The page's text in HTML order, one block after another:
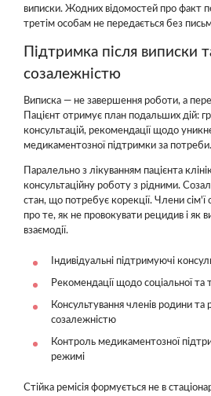
виписки. Жодних відомостей про факт
третім особам не передається без
Підтримка після виписки
созалежністю
Виписка — не завершення роботи, а
Пацієнт отримує план подальших дій:
консультацій, рекомендації щодо
медикаментозної підтримки за потреби.
Паралельно з лікуванням пацієнта
консультаційну роботу з рідними.
стан, що потребує корекції. Члени
про те, як не провокувати рецидив і як
взаємодії.
Індивідуальні підтримуючі
Рекомендації щодо соціальної та
Консультування членів родини та
созалежністю
Контроль медикаментозної
режимі
Стійка ремісія формується не в